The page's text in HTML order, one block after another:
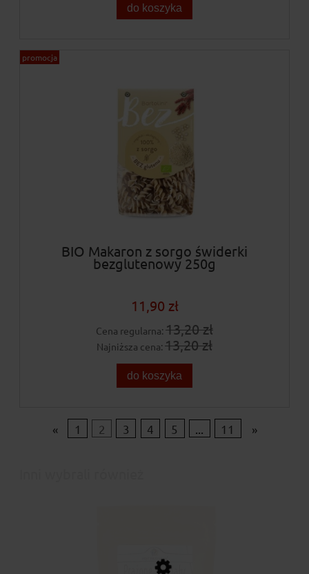
do koszyka
BIO Makaron z sorgo świderki
bezglutenowy 250g
11,90 zł
Cena regularna: 13,20 zł
Najniższa cena: 13,20 zł
do koszyka
promocja
« 1 2 3 4 5 11 »